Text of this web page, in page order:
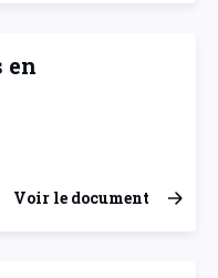
en
Voir le document